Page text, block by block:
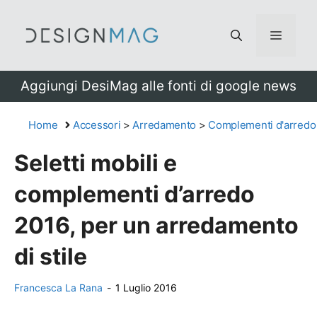
Menu
Aggiungi DesiMag alle fonti di google news
Home Accessori >Arredamento > Complementi d'arredo
Seletti mobili e
complementi d’arredo
2016, per un arredamento
di stile
Francesca La Rana - 1 Luglio 2016